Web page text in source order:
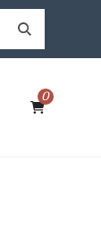
0